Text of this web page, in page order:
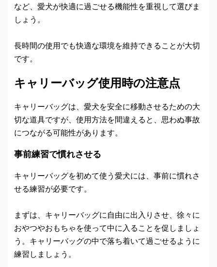
など、愛犬が快適に過ごせる機能性を重視して選びま
しょう。
長時間の使用でも快適な環境を維持できることが大切
です。
キャリーバッグ使用時の注意点
キャリーバッグは、愛犬を安全に移動させるための大
切な道具ですが、使用方法を間違えると、思わぬ事故
につながる可能性があります。
事前練習で慣れさせる
キャリーバッグを初めて使う愛犬には、事前に慣れさ
せる練習が必要です。
まずは、キャリーバッグに自由に出入りさせ、徐々に
おやつやおもちゃを使って中に入ることを促しましょ
う。キャリーバッグの中で落ち着いて過ごせるように
練習しましょう。